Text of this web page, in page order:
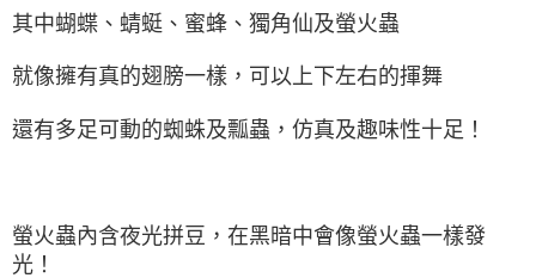
其中蝴蝶、蜻蜓、蜜蜂、獨角仙及螢火蟲
就像擁有真的翅膀一樣，可以上下左右的揮舞
還有多足可動的蜘蛛及瓢蟲，仿真及趣味性十足！
螢火蟲內含夜光拼豆，在黑暗中會像螢火蟲一樣發
光！